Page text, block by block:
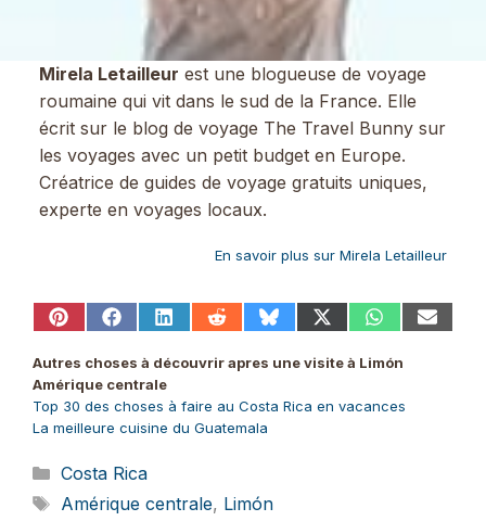
Mirela Letailleur est une blogueuse de voyage
roumaine qui vit dans le sud de la France. Elle
écrit sur le blog de voyage The Travel Bunny sur
les voyages avec un petit budget en Europe.
Créatrice de guides de voyage gratuits uniques,
experte en voyages locaux.
En savoir plus sur Mirela Letailleur
Share
Pinterest
Share
Facebook
Share
LinkedIn
Share
Reddit
Share
Bluesky
Share
X
(Twitter)
Share
WhatsApp
Share
Autres choses à découvrir apres une visite à Limón
Amérique centrale
Top 30 des choses à faire au Costa Rica en vacances
La meilleure cuisine du Guatemala
Catégories
Costa Rica
Étiquettes
Amérique centrale, Limón